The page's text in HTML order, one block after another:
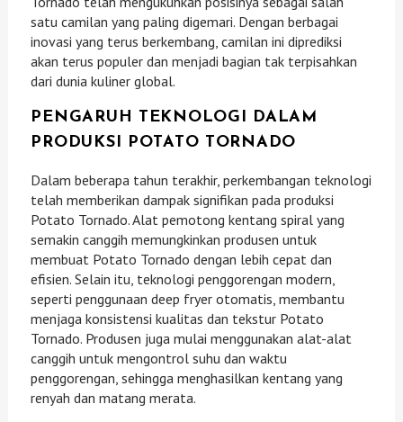
satu camilan yang paling digemari. Dengan berbagai
inovasi yang terus berkembang, camilan ini diprediksi
akan terus populer dan menjadi bagian tak terpisahkan
dari dunia kuliner global.
PENGARUH TEKNOLOGI DALAM
PRODUKSI POTATO TORNADO
Dalam beberapa tahun terakhir, perkembangan teknologi
telah memberikan dampak signifikan pada produksi
Potato Tornado. Alat pemotong kentang spiral yang
semakin canggih memungkinkan produsen untuk
membuat Potato Tornado dengan lebih cepat dan
efisien. Selain itu, teknologi penggorengan modern,
seperti penggunaan deep fryer otomatis, membantu
menjaga konsistensi kualitas dan tekstur Potato
Tornado. Produsen juga mulai menggunakan alat-alat
canggih untuk mengontrol suhu dan waktu
penggorengan, sehingga menghasilkan kentang yang
renyah dan matang merata.